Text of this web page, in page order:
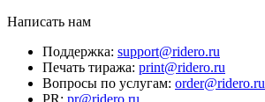
Написать нам
Поддержка: support@ridero.ru
Печать тиража: print@ridero.ru
Вопросы по услугам: order@ridero.ru
PR: pr@ridero.ru